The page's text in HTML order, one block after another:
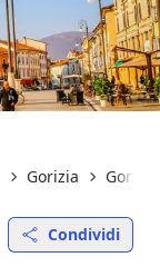
Gorizia
Condividi